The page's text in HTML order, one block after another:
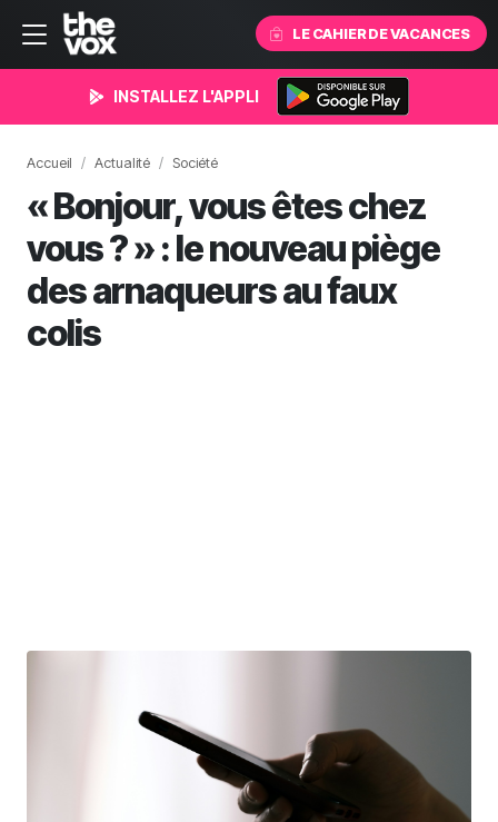
LE CAHIER DE VACANCES
INSTALLEZ L'APPLI
Accueil Actualité Société
« Bonjour, vous êtes chez
vous ? » : le nouveau piège
des arnaqueurs au faux
colis